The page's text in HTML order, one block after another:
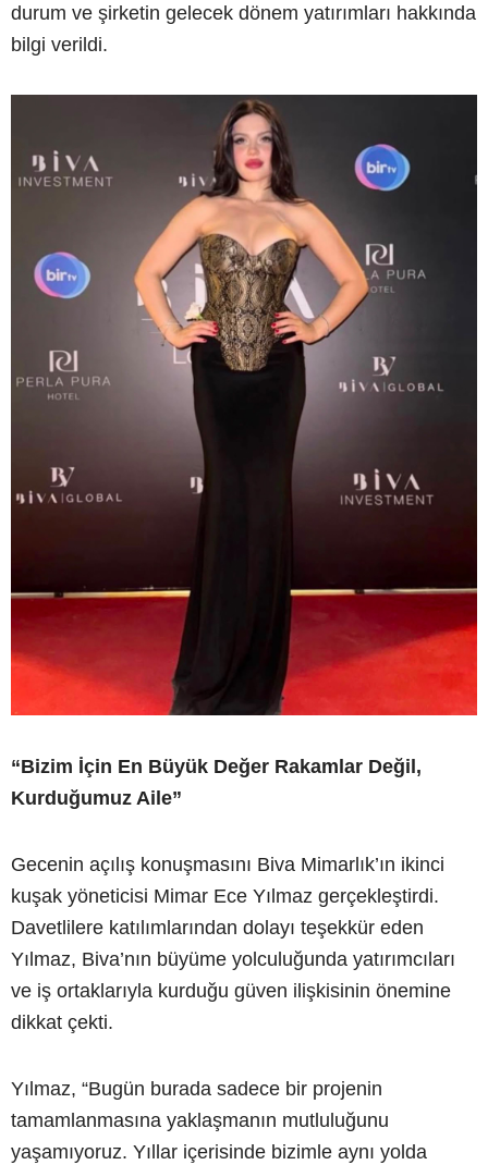
durum ve şirketin gelecek dönem yatırımları hakkında
bilgi verildi.
“Bizim İçin En Büyük Değer Rakamlar Değil,
Kurduğumuz Aile”
Gecenin açılış konuşmasını Biva Mimarlık’ın ikinci
kuşak yöneticisi Mimar Ece Yılmaz gerçekleştirdi.
Davetlilere katılımlarından dolayı teşekkür eden
Yılmaz, Biva’nın büyüme yolculuğunda yatırımcıları
ve iş ortaklarıyla kurduğu güven ilişkisinin önemine
dikkat çekti.
Yılmaz, “Bugün burada sadece bir projenin
tamamlanmasına yaklaşmanın mutluluğunu
yaşamıyoruz. Yıllar içerisinde bizimle aynı yolda